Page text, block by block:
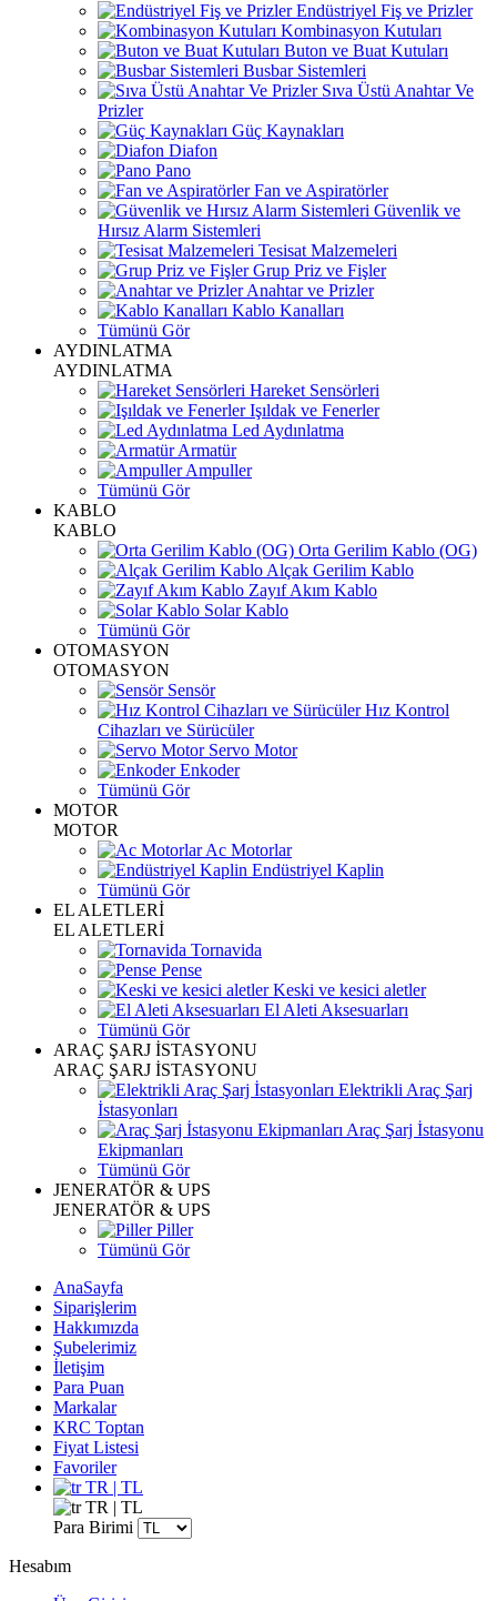
Endüstriyel Fiş ve Prizler
Kombinasyon Kutuları
Buton ve Buat Kutuları
Busbar Sistemleri
Sıva Üstü Anahtar Ve
Prizler
Güç Kaynakları
Diafon
Pano
Fan ve Aspiratörler
Güvenlik ve
Hırsız Alarm Sistemleri
Tesisat Malzemeleri
Grup Priz ve Fişler
Anahtar ve Prizler
Kablo Kanalları
Tümünü Gör
AYDINLATMA
AYDINLATMA
Hareket Sensörleri
Işıldak ve Fenerler
Led Aydınlatma
Armatür
Ampuller
Tümünü Gör
KABLO
KABLO
Orta Gerilim Kablo (OG)
Alçak Gerilim Kablo
Zayıf Akım Kablo
Solar Kablo
Tümünü Gör
OTOMASYON
OTOMASYON
Sensör
Hız Kontrol
Cihazları ve Sürücüler
Servo Motor
Enkoder
Tümünü Gör
MOTOR
MOTOR
Ac Motorlar
Endüstriyel Kaplin
Tümünü Gör
EL ALETLERİ
EL ALETLERİ
Tornavida
Pense
Keski ve kesici aletler
El Aleti Aksesuarları
Tümünü Gör
ARAÇ ŞARJ İSTASYONU
ARAÇ ŞARJ İSTASYONU
Elektrikli Araç Şarj
İstasyonları
Araç Şarj İstasyonu
Ekipmanları
Tümünü Gör
JENERATÖR & UPS
JENERATÖR & UPS
Piller
Tümünü Gör
AnaSayfa
Siparişlerim
Hakkımızda
Şubelerimiz
İletişim
Para Puan
Markalar
KRC Toptan
Fiyat Listesi
Favoriler
TR | TL
TR | TL
Para Birimi
Hesabım